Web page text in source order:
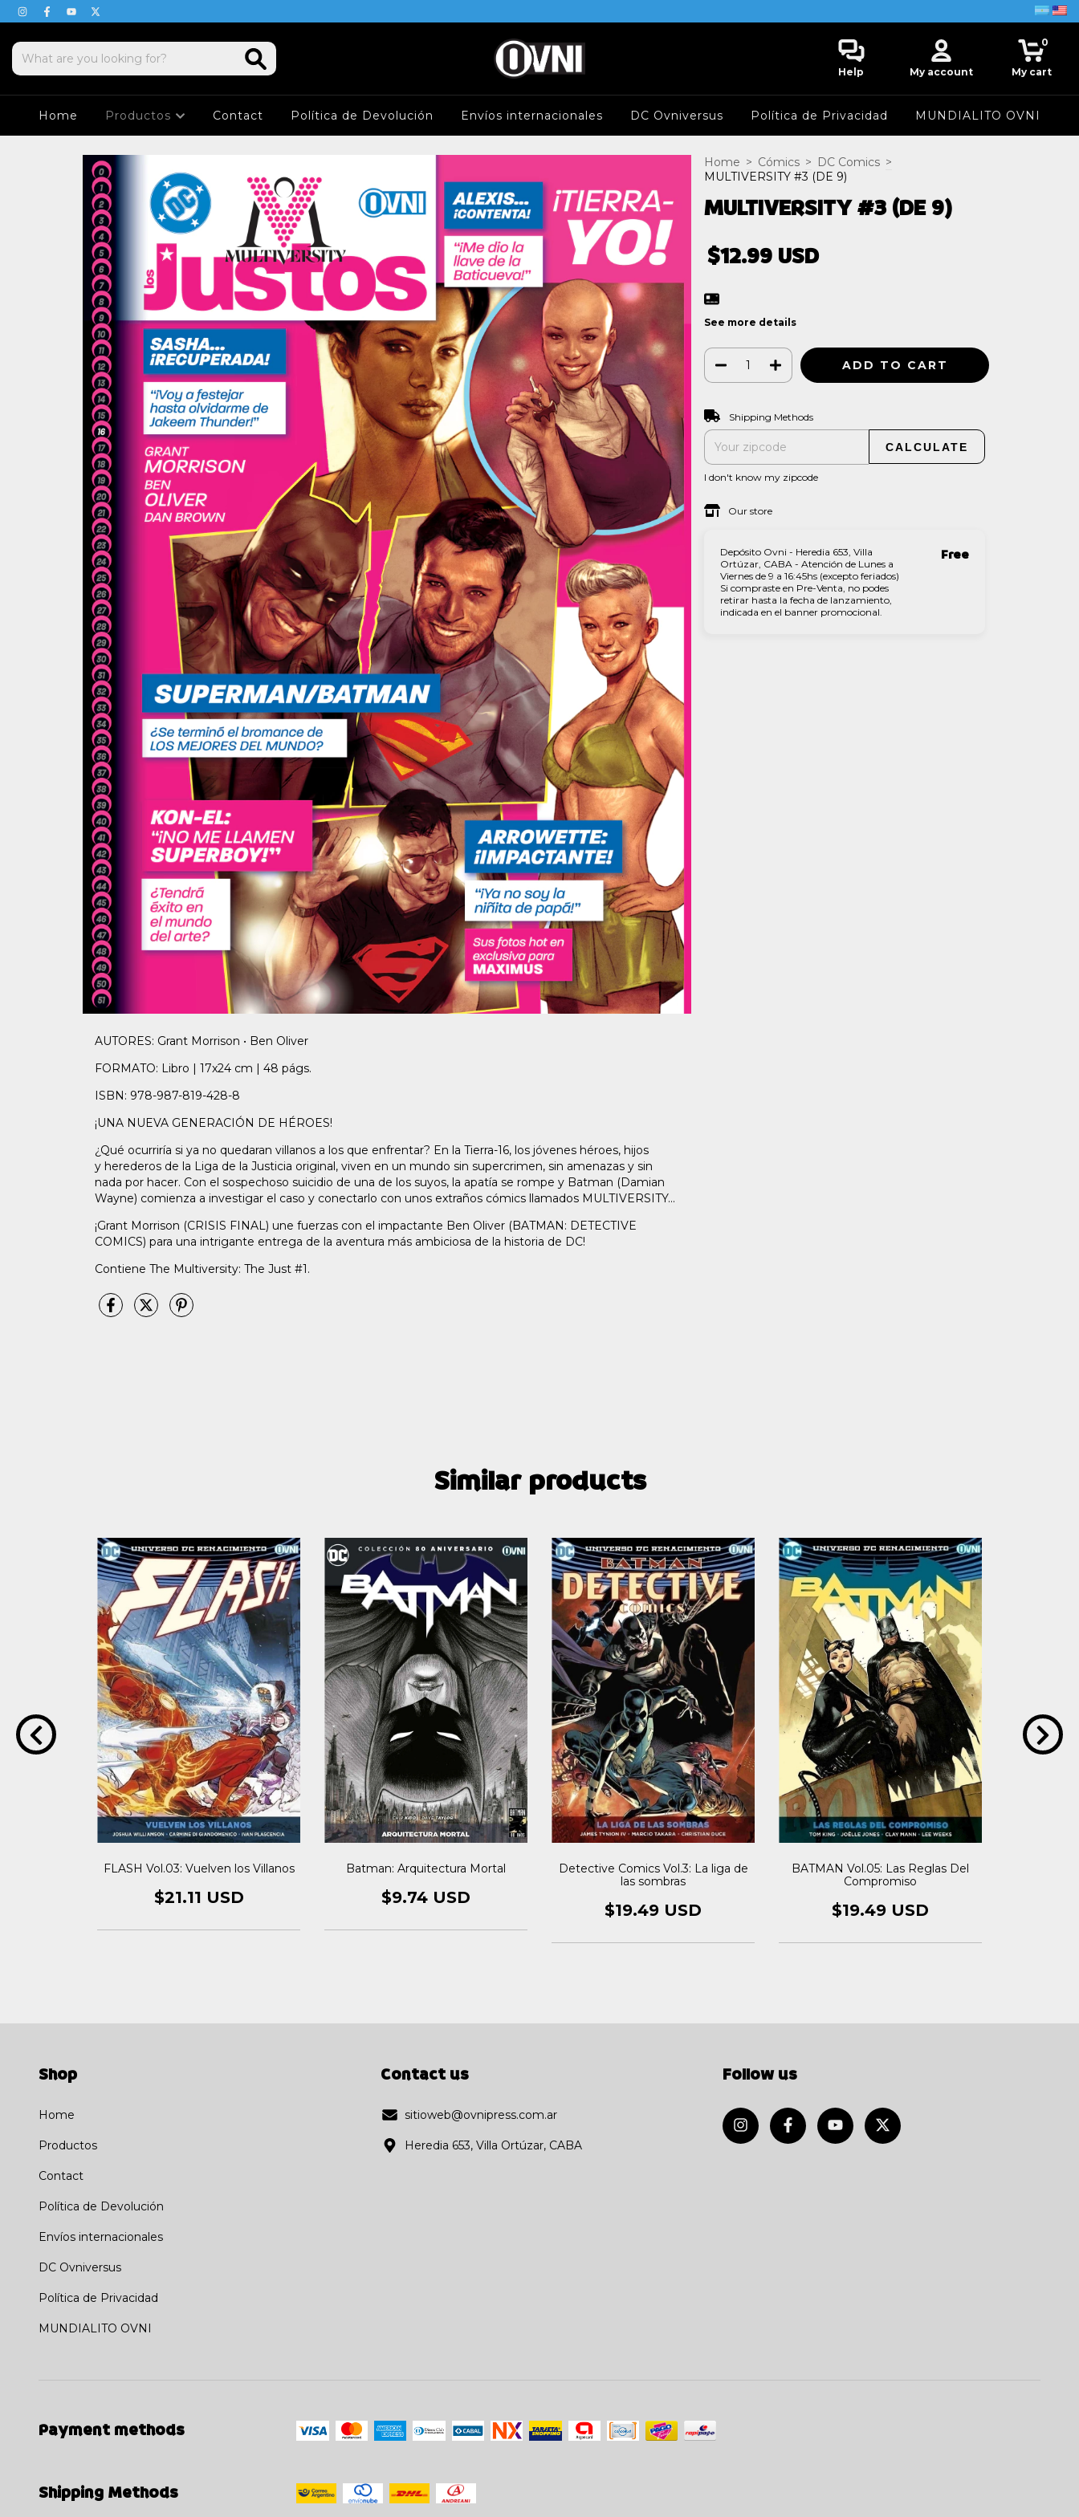
Help My account My cart
0
Home Productos Contact Política de Devolución Envíos internacionales DC Ovniversus Política de Privacidad MUNDIALITO OVNI
AUTORES: Grant Morrison • Ben Oliver
FORMATO: Libro | 17x24 cm | 48 págs.
ISBN: 978-987-819-428-8
¡UNA NUEVA GENERACIÓN DE HÉROES!
¿Qué ocurriría si ya no quedaran villanos a los que enfrentar? En la Tierra-16, los jóvenes héroes, hijos
y herederos de la Liga de la Justicia original, viven en un mundo sin supercrimen, sin amenazas y sin
nada por hacer. Con el sospechoso suicidio de una de los suyos, la apatía se rompe y Batman (Damian
Wayne) comienza a investigar el caso y conectarlo con unos extraños cómics llamados MULTIVERSITY...
¡Grant Morrison (CRISIS FINAL) une fuerzas con el impactante Ben Oliver (BATMAN: DETECTIVE
COMICS) para una intrigante entrega de la aventura más ambiciosa de la historia de DC!
Contiene The Multiversity: The Just #1.
Home > Cómics > DC Comics >
MULTIVERSITY #3 (DE 9)
MULTIVERSITY #3 (DE 9)
$12.99 USD
See more details
Shipping for zipcode:
Shipping Methods
CALCULATE
I don't know my zipcode
Our store
Depósito Ovni - Heredia 653, Villa
Ortúzar, CABA - Atención de Lunes a
Viernes de 9 a 16:45hs (excepto feriados)
Si compraste en Pre-Venta, no podes
retirar hasta la fecha de lanzamiento,
indicada en el banner promocional.
Free
Similar products
FLASH Vol.03: Vuelven los Villanos
$21.11 USD
Batman: Arquitectura Mortal
$9.74 USD
Detective Comics Vol.3: La liga de
las sombras
$19.49 USD
BATMAN Vol.05: Las Reglas Del
Compromiso
$19.49 USD
Shop
Home
Productos
Contact
Política de Devolución
Envíos internacionales
DC Ovniversus
Política de Privacidad
MUNDIALITO OVNI
Contact us
sitioweb@ovnipress.com.ar
Heredia 653, Villa Ortúzar, CABA
Follow us
Payment methods
Shipping Methods